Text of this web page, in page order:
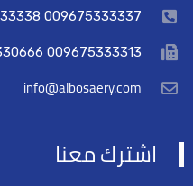
009675333337 009675333338
009675333313 009675330666
info@albosaery.com
اشترك معنا